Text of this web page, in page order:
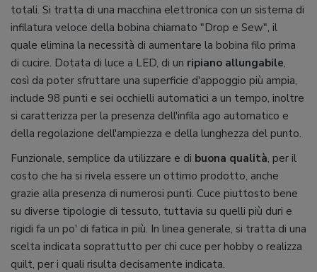
totali. Si tratta di una macchina elettronica con un sistema di
infilatura veloce della bobina chiamato "Drop e Sew", il
quale elimina la necessità di aumentare la bobina filo prima
di cucire. Dotata di luce a LED, di un ripiano allungabile,
così da poter sfruttare una superficie d'appoggio più ampia,
include 98 punti e sei occhielli automatici a un tempo, inoltre
si caratterizza per la presenza dell'infila ago automatico e
della regolazione dell'ampiezza e della lunghezza del punto.
Funzionale, semplice da utilizzare e di buona qualità, per il
costo che ha si rivela essere un ottimo prodotto, anche
grazie alla presenza di numerosi punti. Cuce piuttosto bene
su diverse tipologie di tessuto, tuttavia su quelli più duri e
rigidi fa un po' di fatica in più. In linea generale, si tratta di una
scelta indicata soprattutto per chi cuce per hobby o realizza
quilt, per i quali risulta decisamente indicata.